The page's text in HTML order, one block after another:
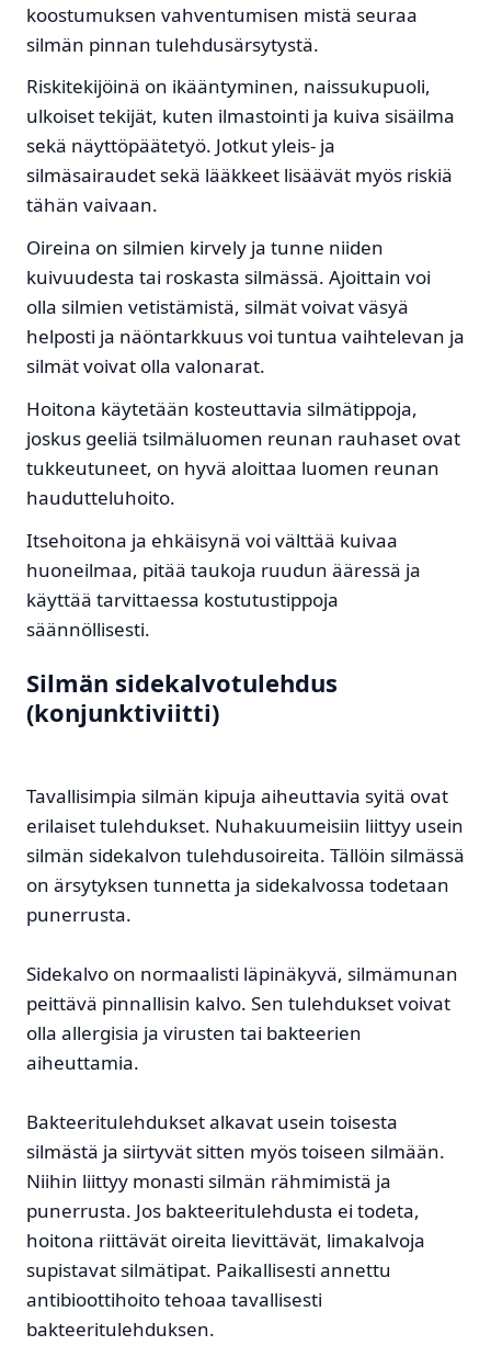
koostumuksen vahventumisen mistä seuraa
silmän pinnan tulehdusärsytystä.
Riskitekijöinä on ikääntyminen, naissukupuoli,
ulkoiset tekijät, kuten ilmastointi ja kuiva sisäilma
sekä näyttöpäätetyö. Jotkut yleis- ja
silmäsairaudet sekä lääkkeet lisäävät myös riskiä
tähän vaivaan.
Oireina on silmien kirvely ja tunne niiden
kuivuudesta tai roskasta silmässä. Ajoittain voi
olla silmien vetistämistä, silmät voivat väsyä
helposti ja näöntarkkuus voi tuntua vaihtelevan ja
silmät voivat olla valonarat.
Hoitona käytetään kosteuttavia silmätippoja,
joskus geeliä tsilmäluomen reunan rauhaset ovat
tukkeutuneet, on hyvä aloittaa luomen reunan
haudutteluhoito.
Itsehoitona ja ehkäisynä voi välttää kuivaa
huoneilmaa, pitää taukoja ruudun ääressä ja
käyttää tarvittaessa kostutustippoja
säännöllisesti.
Silmän sidekalvotulehdus
(konjunktiviitti)
Tavallisimpia silmän kipuja aiheuttavia syitä ovat
erilaiset tulehdukset. Nuhakuumeisiin liittyy usein
silmän sidekalvon tulehdusoireita. Tällöin silmässä
on ärsytyksen tunnetta ja sidekalvossa todetaan
punerrusta.
Sidekalvo on normaalisti läpinäkyvä, silmämunan
peittävä pinnallisin kalvo. Sen tulehdukset voivat
olla allergisia ja virusten tai bakteerien
aiheuttamia.
Bakteeritulehdukset alkavat usein toisesta
silmästä ja siirtyvät sitten myös toiseen silmään.
Niihin liittyy monasti silmän rähmimistä ja
punerrusta. Jos bakteeritulehdusta ei todeta,
hoitona riittävät oireita lievittävät, limakalvoja
supistavat silmätipat. Paikallisesti annettu
antibioottihoito tehoaa tavallisesti
bakteeritulehduksen.